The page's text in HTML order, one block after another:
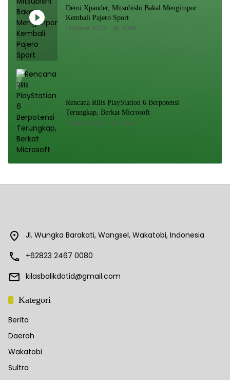
Demi Xpander, Mitsubishi Bakal Mengimpor
Kembali Pajero Sport
14 Maret 2023 4099
Rencana Rilis PlayStation 6 Berpotensi
Terungkap, Berkat Microsoft
17 Maret 2023 4094
Jl. Wungka Barakati, Wangsel, Wakatobi, Indonesia
+62823 2467 0080
kilasbalikdotid@gmail.com
Kategori
Berita
Daerah
Wakatobi
Sultra